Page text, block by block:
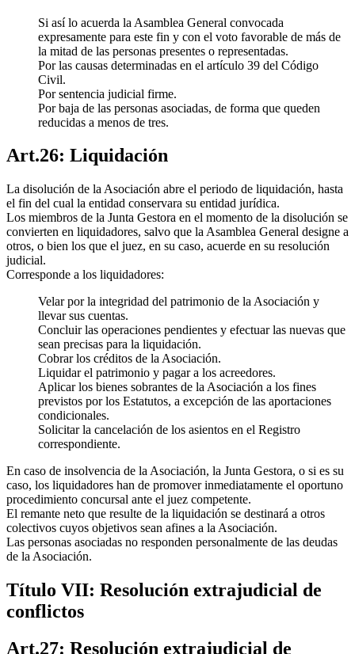
Si así lo acuerda la Asamblea General convocada
expresamente para este fin y con el voto favorable de más de
la mitad de las personas presentes o representadas.
Por las causas determinadas en el artículo 39 del Código
Civil.
Por sentencia judicial firme.
Por baja de las personas asociadas, de forma que queden
reducidas a menos de tres.
Art.26: Liquidación
La disolución de la Asociación abre el periodo de liquidación, hasta
el fin del cual la entidad conservara su entidad jurídica.
Los miembros de la Junta Gestora en el momento de la disolución se
convierten en liquidadores, salvo que la Asamblea General designe a
otros, o bien los que el juez, en su caso, acuerde en su resolución
judicial.
Corresponde a los liquidadores:
Velar por la integridad del patrimonio de la Asociación y
llevar sus cuentas.
Concluir las operaciones pendientes y efectuar las nuevas que
sean precisas para la liquidación.
Cobrar los créditos de la Asociación.
Liquidar el patrimonio y pagar a los acreedores.
Aplicar los bienes sobrantes de la Asociación a los fines
previstos por los Estatutos, a excepción de las aportaciones
condicionales.
Solicitar la cancelación de los asientos en el Registro
correspondiente.
En caso de insolvencia de la Asociación, la Junta Gestora, o si es su
caso, los liquidadores han de promover inmediatamente el oportuno
procedimiento concursal ante el juez competente.
El remante neto que resulte de la liquidación se destinará a otros
colectivos cuyos objetivos sean afines a la Asociación.
Las personas asociadas no responden personalmente de las deudas
de la Asociación.
Título VII: Resolución extrajudicial de
conflictos
Art.27: Resolución extrajudicial de